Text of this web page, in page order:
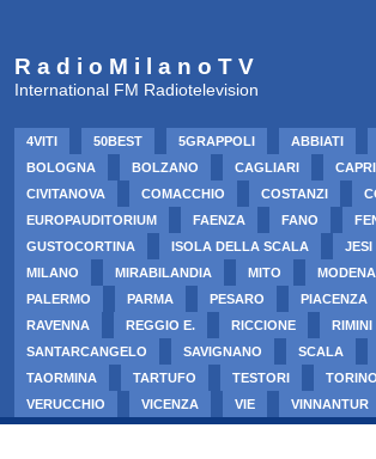
R a d i o M i l a n o T V
International FM Radiotelevision
4VITI 50BEST 5GRAPPOLI ABBIATI
BOLOGNA
BOLZANO CAGLIARI CAPRI
CIVITANOVA
COMACCHIO COSTANZI
EUROPAUDITORIUM
FAENZA FANO
GUSTOCORTINA
ISOLA DELLA SCALA JESI
MILANO
MIRABILANDIA MITO MODENA
PALERMO
PARMA PESARO PIACENZA
RAVENNA
REGGIO E. RICCIONE RIMINI
SANTARCANGELO
SAVIGNANO SCALA
TAORMINA
TARTUFO TESTORI TORINO
VERUCCHIO
VICENZA VIE VINNANTUR